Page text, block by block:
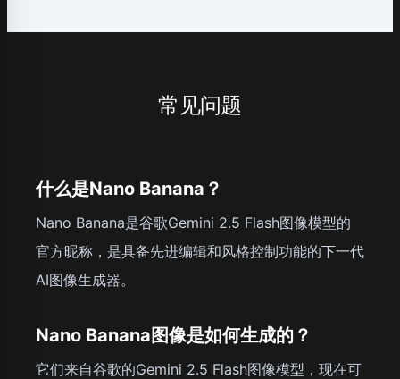
常见问题
什么是Nano Banana？
Nano Banana是谷歌Gemini 2.5 Flash图像模型的
官方昵称，是具备先进编辑和风格控制功能的下一代
AI图像生成器。
Nano Banana图像是如何生成的？
它们来自谷歌的Gemini 2.5 Flash图像模型，现在可